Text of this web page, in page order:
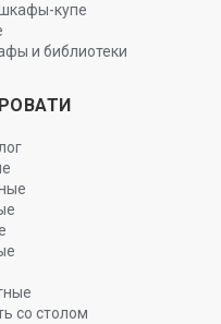
купе
и библиотеки
со столом